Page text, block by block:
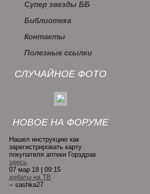
Супер звезды ББ
Библиотека
Контакты
Полезные ссылки
СЛУЧАЙНОЕ ФОТО
НОВОЕ НА ФОРУМЕ
Нашел инструкцию как
зарегистрировать карту
покупателя аптеки Горздрав
здесь.
07 мар 18 | 09:15
дебаты на ТВ
-- sashka27